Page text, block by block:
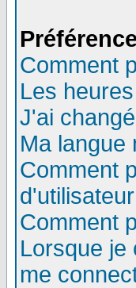
Comment
Les
J'ai
Ma langue
Comment
Comment
Lorsque je
me